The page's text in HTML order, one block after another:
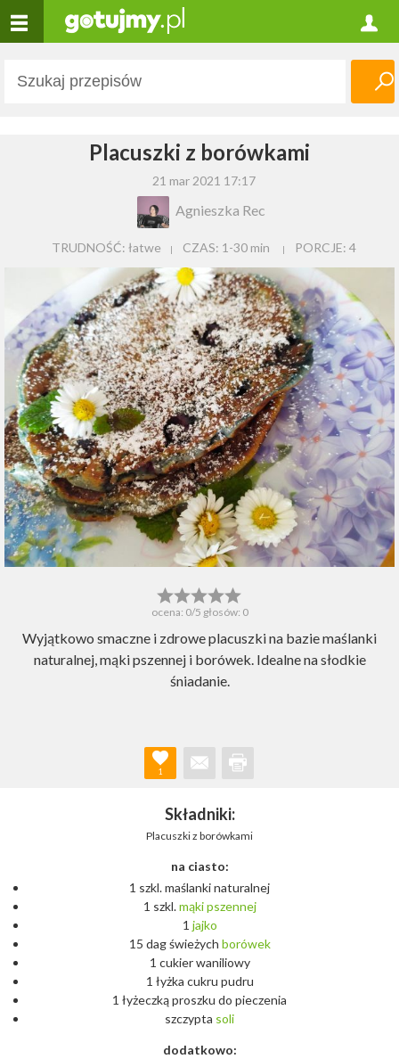
Placuszki z borówkami
21 mar 2021 17:17
Agnieszka Rec
TRUDNOŚĆ: łatwe CZAS: 1-30 min PORCJE: 4
ocena: 0/5 głosów: 0
Wyjątkowo smaczne i zdrowe placuszki na bazie maślanki
naturalnej, mąki pszennej i borówek. Idealne na słodkie
śniadanie.
1
Składniki:
Placuszki z borówkami
na ciasto:
1 szkl. maślanki naturalnej
1 szkl.mąki pszennej
1 jajko
15 dag świeżych borówek
1 cukier waniliowy
1 łyżka cukru pudru
1 łyżeczką proszku do pieczenia
szczypta soli
dodatkowo: